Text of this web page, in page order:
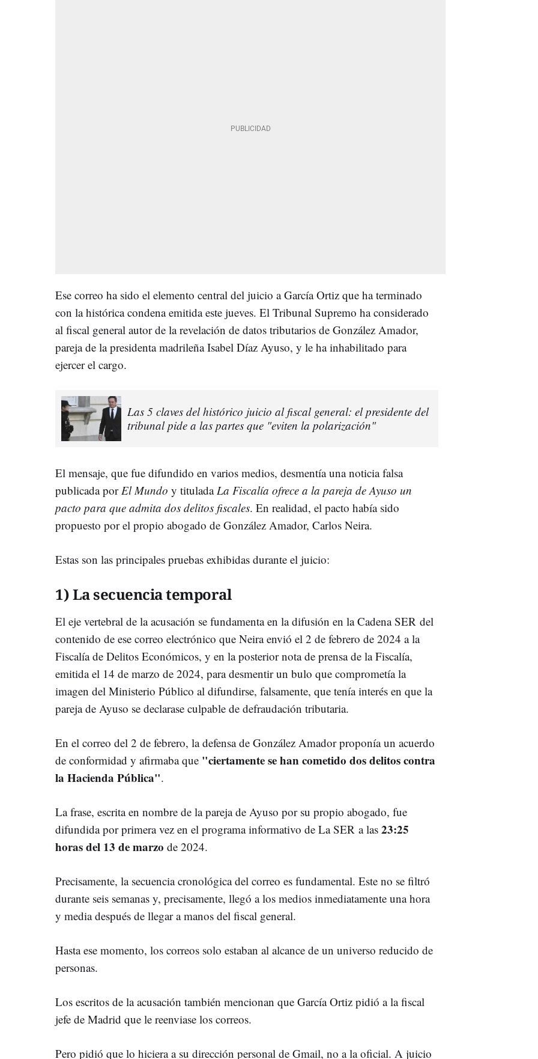
Ese correo ha sido el elemento central del juicio a García Ortiz que ha terminado
con la histórica condena emitida este jueves. El Tribunal Supremo ha considerado
al fiscal general autor de la revelación de datos tributarios de González Amador,
pareja de la presidenta madrileña Isabel Díaz Ayuso, y le ha inhabilitado para
ejercer el cargo.
Las 5 claves del histórico juicio al fiscal general: el presidente del
tribunal pide a las partes que "eviten la polarización"
El mensaje, que fue difundido en varios medios, desmentía una noticia falsa
publicada por El Mundo y titulada La Fiscalía ofrece a la pareja de Ayuso un
pacto para que admita dos delitos fiscales. En realidad, el pacto había sido
propuesto por el propio abogado de González Amador, Carlos Neira.
Estas son las principales pruebas exhibidas durante el juicio:
1) La secuencia temporal
El eje vertebral de la acusación se fundamenta en la difusión en la Cadena SER del
contenido de ese correo electrónico que Neira envió el 2 de febrero de 2024 a la
Fiscalía de Delitos Económicos, y en la posterior nota de prensa de la Fiscalía,
emitida el 14 de marzo de 2024, para desmentir un bulo que comprometía la
imagen del Ministerio Público al difundirse, falsamente, que tenía interés en que la
pareja de Ayuso se declarase culpable de defraudación tributaria.
En el correo del 2 de febrero, la defensa de González Amador proponía un acuerdo
de conformidad y afirmaba que "ciertamente se han cometido dos delitos contra
la Hacienda Pública".
La frase, escrita en nombre de la pareja de Ayuso por su propio abogado, fue
difundida por primera vez en el programa informativo de La SER a las 23:25
horas del 13 de marzo de 2024.
Precisamente, la secuencia cronológica del correo es fundamental. Este no se filtró
durante seis semanas y, precisamente, llegó a los medios inmediatamente una hora
y media después de llegar a manos del fiscal general.
Hasta ese momento, los correos solo estaban al alcance de un universo reducido de
personas.
Los escritos de la acusación también mencionan que García Ortiz pidió a la fiscal
jefe de Madrid que le reenviase los correos.
Pero pidió que lo hiciera a su dirección personal de Gmail, no a la oficial. A juicio